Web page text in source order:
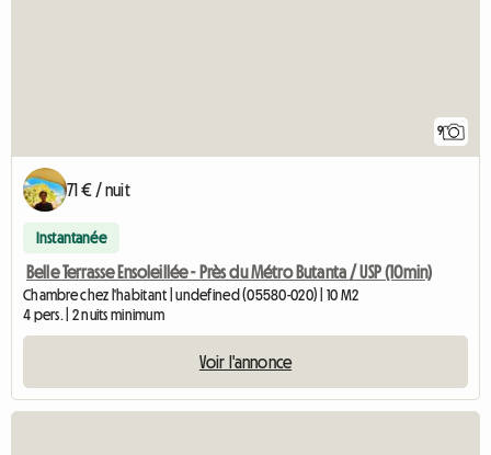
9
71 € / nuit
Instantanée
Belle Terrasse Ensoleillée - Près du Métro Butanta / USP (10min)
Chambre chez l'habitant | undefined (05580-020) | 10 M2
4 pers. | 2 nuits minimum
Voir l'annonce